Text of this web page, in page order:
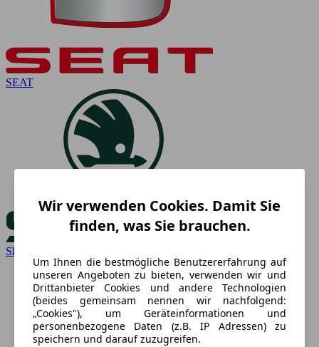
SEAT
Skoda
Wir verwenden Cookies. Damit Sie
finden, was Sie brauchen.
Um Ihnen die bestmögliche Benutzererfahrung auf
unseren Angeboten zu bieten, verwenden wir und
Drittanbieter Cookies und andere Technologien
(beides gemeinsam nennen wir nachfolgend:
„Cookies"), um Geräteinformationen und
personenbezogene Daten (z.B. IP Adressen) zu
speichern und darauf zuzugreifen.